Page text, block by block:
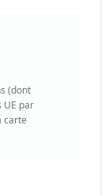
(dont
UE par
carte